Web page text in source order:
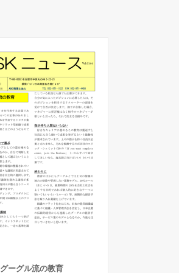
グーグル流の教育